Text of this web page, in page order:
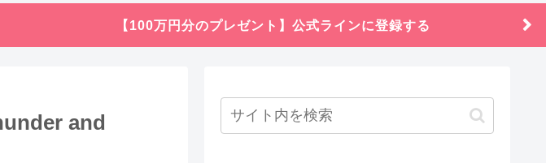
【100万円分のプレゼント】公式ラインに登録する
and